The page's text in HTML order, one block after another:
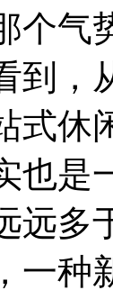
个气
到，
式休
也是
远多
种新